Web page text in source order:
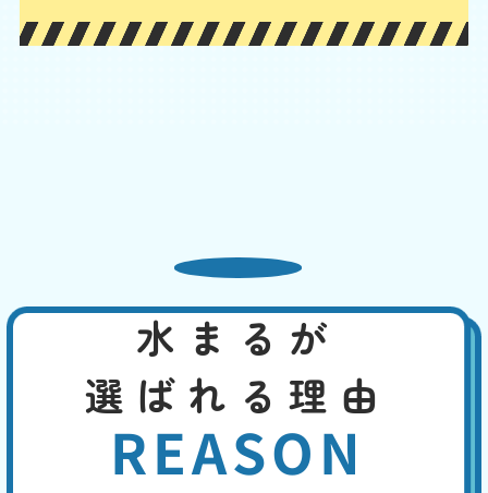
ます。
使用するなどで、対策できます。先ずは、どこから水漏れしているかを
トイレの水がとまらない
基本料
3,000 円 W
EB
限
定
割
作業費
2,200円
合計 2,200
便器や手洗い管の水が流れっぱなしの場合は、トイレタンク内の機器の
水まるが
選ばれる理由
REASON